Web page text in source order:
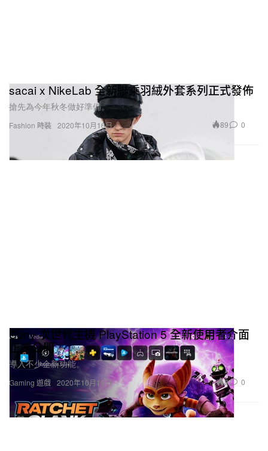
Fashion 時裝
sacai x NikeLab 全新聯乘羽絨外套系列正式發佈
搶先為今年秋冬做好準備。
2020年10月16日 89 0
Gaming 遊戲
Sony 次世代主機 PlayStation 5 全新使用者介面
正式公開
導入不少全新功能。
2020年10月16日 8 0